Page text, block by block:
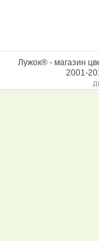
Лужок® - магазин
2001-